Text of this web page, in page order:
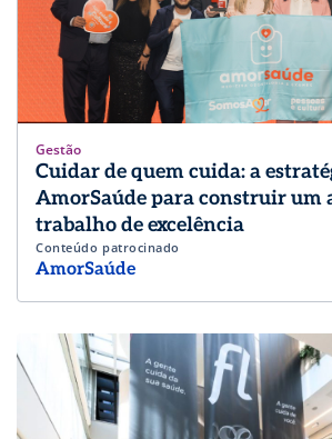
Gestão
Cuidar de quem cuida: a
AmorSaúde para construir um
trabalho de excelência
Conteúdo patrocinado
AmorSaúde